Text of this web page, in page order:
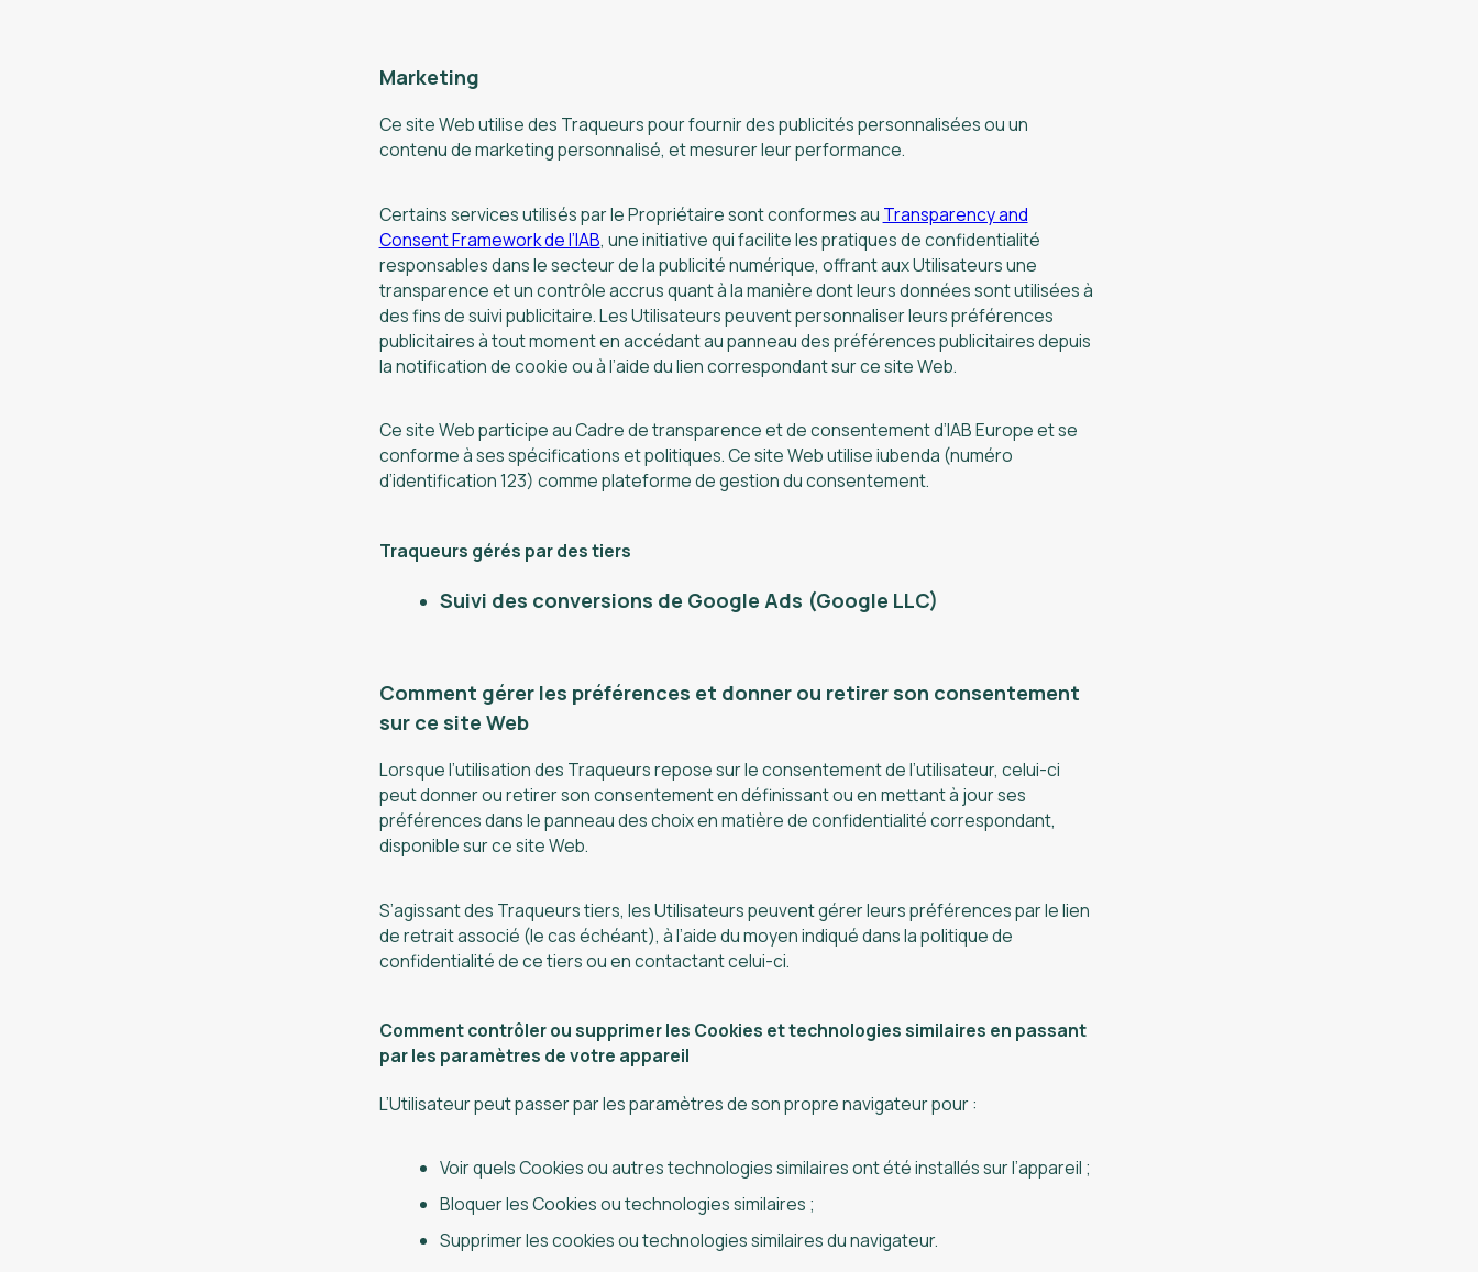
Marketing
Ce site Web utilise des Traqueurs pour fournir des publicités personnalisées ou un
contenu de marketing personnalisé, et mesurer leur performance.
Certains services utilisés par le Propriétaire sont conformes au Transparency and
Consent Framework de l’IAB, une initiative qui facilite les pratiques de confidentialité
responsables dans le secteur de la publicité numérique, offrant aux Utilisateurs une
transparence et un contrôle accrus quant à la manière dont leurs données sont utilisées à
des fins de suivi publicitaire. Les Utilisateurs peuvent personnaliser leurs préférences
publicitaires à tout moment en accédant au panneau des préférences publicitaires depuis
la notification de cookie ou à l’aide du lien correspondant sur ce site Web.
Ce site Web participe au Cadre de transparence et de consentement d’IAB Europe et se
conforme à ses spécifications et politiques. Ce site Web utilise iubenda (numéro
d’identification 123) comme plateforme de gestion du consentement.
Traqueurs gérés par des tiers
Suivi des conversions de Google Ads (Google LLC)
Comment gérer les préférences et donner ou retirer son consentement
sur ce site Web
Lorsque l’utilisation des Traqueurs repose sur le consentement de l’utilisateur, celui-ci
peut donner ou retirer son consentement en définissant ou en mettant à jour ses
préférences dans le panneau des choix en matière de confidentialité correspondant,
disponible sur ce site Web.
S’agissant des Traqueurs tiers, les Utilisateurs peuvent gérer leurs préférences par le lien
de retrait associé (le cas échéant), à l’aide du moyen indiqué dans la politique de
confidentialité de ce tiers ou en contactant celui-ci.
Comment contrôler ou supprimer les Cookies et technologies similaires en passant
par les paramètres de votre appareil
L’Utilisateur peut passer par les paramètres de son propre navigateur pour :
Voir quels Cookies ou autres technologies similaires ont été installés sur l’appareil ;
Bloquer les Cookies ou technologies similaires ;
Supprimer les cookies ou technologies similaires du navigateur.